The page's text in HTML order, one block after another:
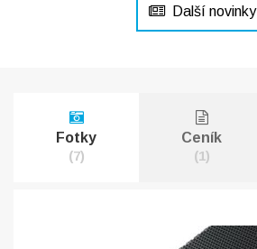
Další novinky
Fotky
(7)
Ceník
(1)